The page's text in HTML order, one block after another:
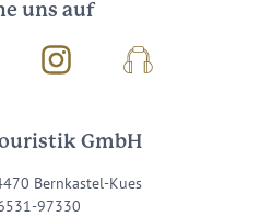
uns auf
InstagramPodcast
GmbH
Bernkastel-Kues
97330